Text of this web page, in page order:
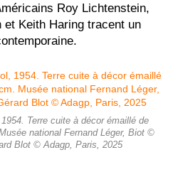
Roy Lichtenstein,
Keith Haring tracent un
Terre cuite à décor émaillé de
national Fernand Léger, Biot ©
Blot © Adagp, Paris, 2025